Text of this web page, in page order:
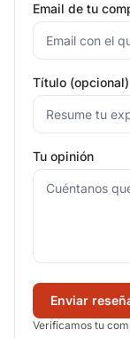
Email de tu
Título (opcional)
Tu opinión
Enviar
Verificamos tu